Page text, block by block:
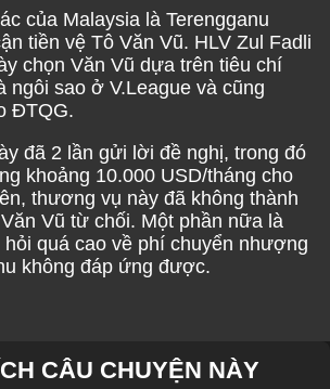
của Malaysia là Terengganu
tiền vệ Tô Văn Vũ. HLV Zul Fadli
chọn Văn Vũ dựa trên tiêu chí
ngôi sao ở V.League và cũng
ĐTQG.
đã 2 lần gửi lời đề nghị, trong đó
khoảng 10.000 USD/tháng cho
thương vụ này đã không thành
Vũ từ chối. Một phần nữa là
quá cao về phí chuyển nhượng
không đáp ứng được.
CÂU CHUYỆN NÀY